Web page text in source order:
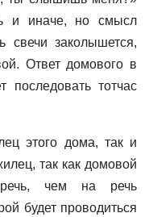
и иначе, но смысл
свечи заколышется,
Ответ домового в
тотчас
этого дома, так и
так как домовой
чем на речь
будет проводиться